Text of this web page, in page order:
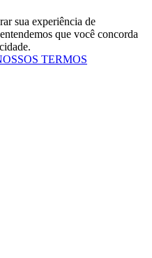
sua experiência de
que você concorda
TERMOS